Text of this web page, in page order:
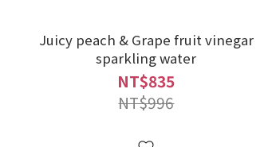
Juicy peach & Grape fruit vinegar
sparkling water
NT$835
NT$996